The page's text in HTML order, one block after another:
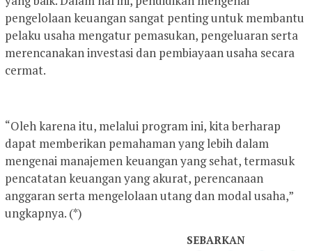
pengelolaan keuangan sangat penting untuk membantu
pelaku usaha mengatur pemasukan, pengeluaran serta
merencanakan investasi dan pembiayaan usaha secara
cermat.
“Oleh karena itu, melalui program ini, kita berharap
dapat memberikan pemahaman yang lebih dalam
mengenai manajemen keuangan yang sehat, termasuk
pencatatan keuangan yang akurat, perencanaan
anggaran serta mengelolaan utang dan modal usaha,”
ungkapnya. (*)
SEBARKAN